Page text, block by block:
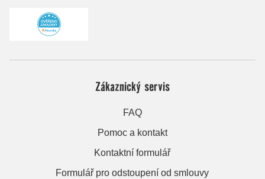
Zákaznický servis
FAQ
Pomoc a kontakt
Kontaktní formulář
Formulář pro odstoupení od smlouvy